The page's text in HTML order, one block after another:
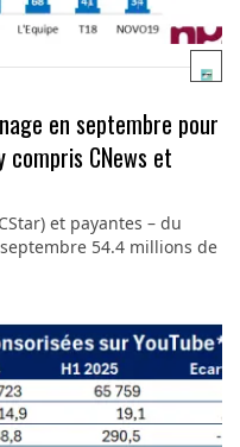
en septembre pour
compris CNews et
et payantes – du
54.4 millions de